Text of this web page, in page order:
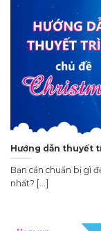
Hướng dẫn thuyết
Bạn cần chuẩn bị gì
nhất? [...]